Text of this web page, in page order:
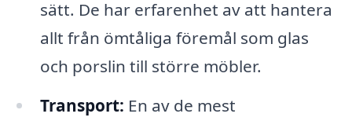
sätt. De har erfarenhet av att hantera
allt från ömtåliga föremål som glas
och porslin till större möbler.
Transport: En av de mest